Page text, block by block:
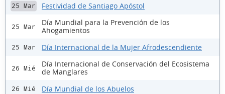
25 Mar Festividad de Santiago Apóstol
25 Mar
Día Mundial para la Prevención de los
Ahogamientos
25 Mar Día Internacional de la Mujer Afrodescendiente
26 Mié
Día Internacional de Conservación del Ecosistema
de Manglares
26 Mié Día Mundial de los Abuelos